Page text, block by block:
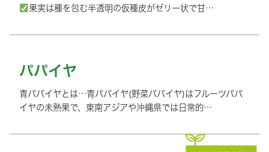
果実は種を包む半透明の仮種皮がゼリー状で甘…
パパイヤ
青パパイヤとは…青パパイヤ(野菜パパイヤ)はフルーツパパ
イヤの未熟果で、東南アジアや沖縄県では日常的…